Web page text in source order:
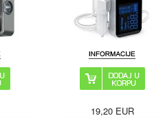
19,20EUR